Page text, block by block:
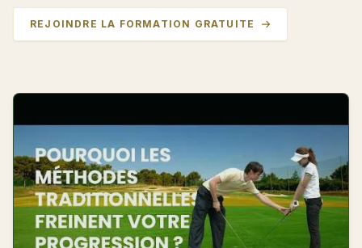
REJOINDRE LA FORMATION GRATUITE